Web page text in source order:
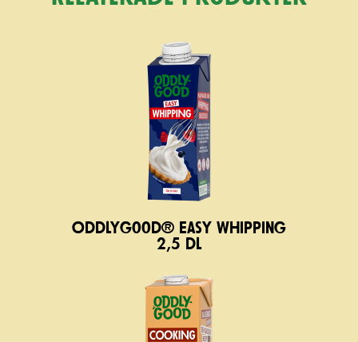
Oddlygood® Easy Whipping
2,5 dl